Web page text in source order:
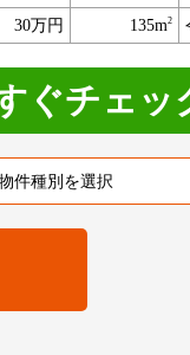
30万円 135m2
ぐチェッ